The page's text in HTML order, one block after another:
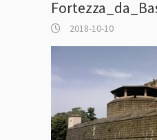
2018-10-10